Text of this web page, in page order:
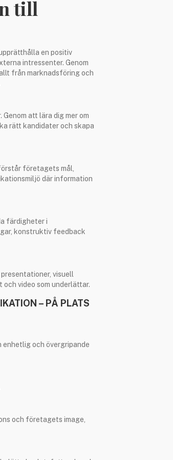
till
en positiv
intressenter. Genom
från marknadsföring och
att lära dig mer om
rätt kandidater och skapa
företagets mål,
där information
färdigheter i
konstruktiv feedback
visuell
video som underlättar.
– PÅ PLATS
och övergripande
och företagets image,